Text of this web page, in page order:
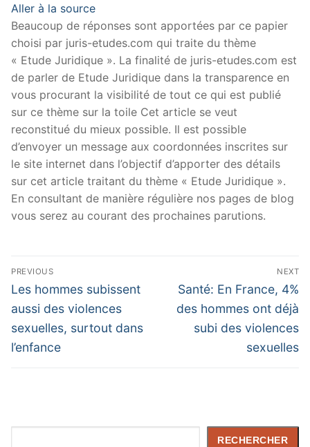
Aller à la source
Beaucoup de réponses sont apportées par ce papier
choisi par juris-etudes.com qui traite du thème
« Etude Juridique ». La finalité de juris-etudes.com est
de parler de Etude Juridique dans la transparence en
vous procurant la visibilité de tout ce qui est publié
sur ce thème sur la toile Cet article se veut
reconstitué du mieux possible. Il est possible
d’envoyer un message aux coordonnées inscrites sur
le site internet dans l’objectif d’apporter des détails
sur cet article traitant du thème « Etude Juridique ».
En consultant de manière régulière nos pages de blog
vous serez au courant des prochaines parutions.
Navigation
de
l’article
PREVIOUS
Previous
post:
Les hommes subissent
aussi des violences
sexuelles, surtout dans
l’enfance
NEXT
Next
post:
Santé: En France, 4%
des hommes ont déjà
subi des violences
sexuelles
RECHERCHER